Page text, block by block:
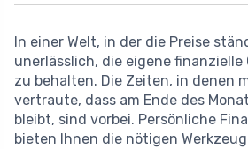
In einer Welt, in der die Preise
unerlässlich, die eigene
zu behalten. Die Zeiten, in denen
vertraute, dass am Ende des
bleibt, sind vorbei. Persönliche
bieten Ihnen die nötigen